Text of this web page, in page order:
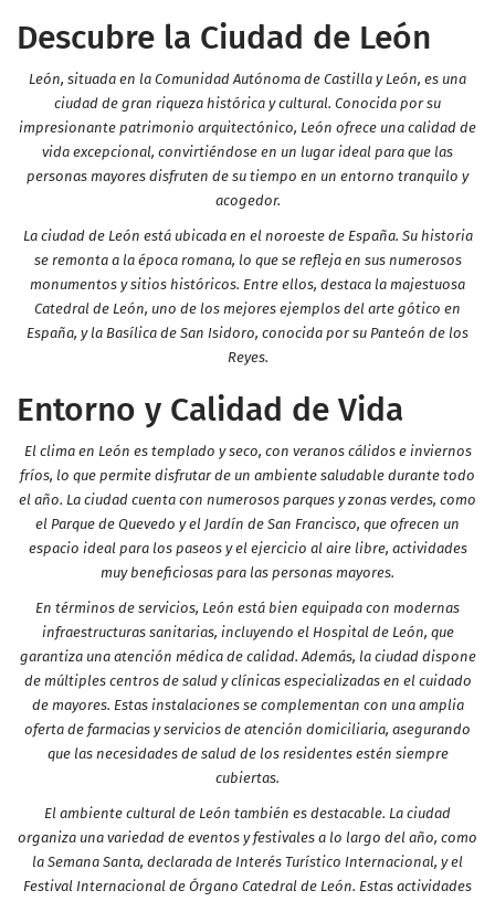
Descubre la Ciudad de León
León, situada en la Comunidad Autónoma de Castilla y León, es una
ciudad de gran riqueza histórica y cultural. Conocida por su
impresionante patrimonio arquitectónico, León ofrece una calidad de
vida excepcional, convirtiéndose en un lugar ideal para que las
personas mayores disfruten de su tiempo en un entorno tranquilo y
acogedor.
La ciudad de León está ubicada en el noroeste de España. Su historia
se remonta a la época romana, lo que se refleja en sus numerosos
monumentos y sitios históricos. Entre ellos, destaca la majestuosa
Catedral de León, uno de los mejores ejemplos del arte gótico en
España, y la Basílica de San Isidoro, conocida por su Panteón de los
Reyes.
Entorno y Calidad de Vida
El clima en León es templado y seco, con veranos cálidos e inviernos
fríos, lo que permite disfrutar de un ambiente saludable durante todo
el año. La ciudad cuenta con numerosos parques y zonas verdes, como
el Parque de Quevedo y el Jardín de San Francisco, que ofrecen un
espacio ideal para los paseos y el ejercicio al aire libre, actividades
muy beneficiosas para las personas mayores.
En términos de servicios, León está bien equipada con modernas
infraestructuras sanitarias, incluyendo el Hospital de León, que
garantiza una atención médica de calidad. Además, la ciudad dispone
de múltiples centros de salud y clínicas especializadas en el cuidado
de mayores. Estas instalaciones se complementan con una amplia
oferta de farmacias y servicios de atención domiciliaria, asegurando
que las necesidades de salud de los residentes estén siempre
cubiertas.
El ambiente cultural de León también es destacable. La ciudad
organiza una variedad de eventos y festivales a lo largo del año, como
la Semana Santa, declarada de Interés Turístico Internacional, y el
Festival Internacional de Órgano Catedral de León. Estas actividades